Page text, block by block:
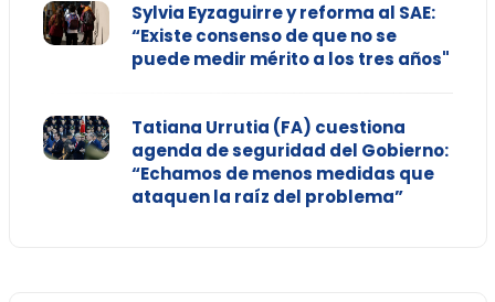
Sylvia Eyzaguirre y reforma al SAE:
“Existe consenso de que no se
puede medir mérito a los tres años"
Tatiana Urrutia (FA) cuestiona
agenda de seguridad del Gobierno:
“Echamos de menos medidas que
ataquen la raíz del problema”